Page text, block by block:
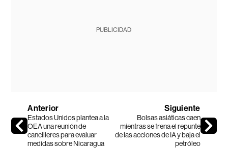
PUBLICIDAD
Anterior
Estados Unidos plantea a la
OEA una reunión de
cancilleres para evaluar
medidas sobre Nicaragua
Siguiente
Bolsas asiáticas caen
mientras se frena el repunte
de las acciones de IA y baja el
petróleo